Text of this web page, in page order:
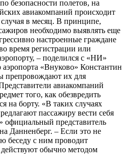
безопасности полетов, на
авиакомпаний происходит
в месяц. В принципе,
необходимо выявлять еще
настроенные граждане
время регистрации или
– поделился с «НИ»
аэропорта «Внуково» Константин
их для
авиакомпаний
того, как обезвредить
на борту. «В таких случаях
пассажиру вести себя
представитель
Данненберг. – Если это не
беседу с ним проводит
обычно методом